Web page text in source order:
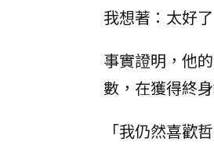
我想著：太好
事實證明，他
數，在獲得終
「我仍然喜歡